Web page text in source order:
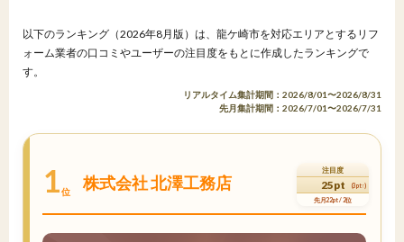
以下のランキング（2026年8月版）は、龍ケ崎市を対応エリアとするリフ
ォーム業者の口コミやユーザーの注目度をもとに作成したランキングで
す。
リアルタイム集計期間：2026/8/01〜2026/8/31
先月集計期間：2026/7/01〜2026/7/31
1位 株式会社 北澤工務店
注目度
25pt (3pt↑)
先月22pt / 2位